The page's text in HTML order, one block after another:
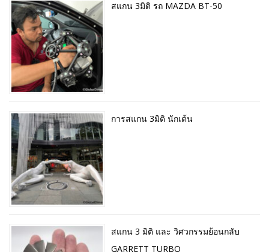
สแกน 3มิติ รถ MAZDA BT-50
การสแกน 3มิติ นักเต้น
สแกน 3 มิติ และ วิศวกรรมย้อนกลับ
GARRETT TURBO